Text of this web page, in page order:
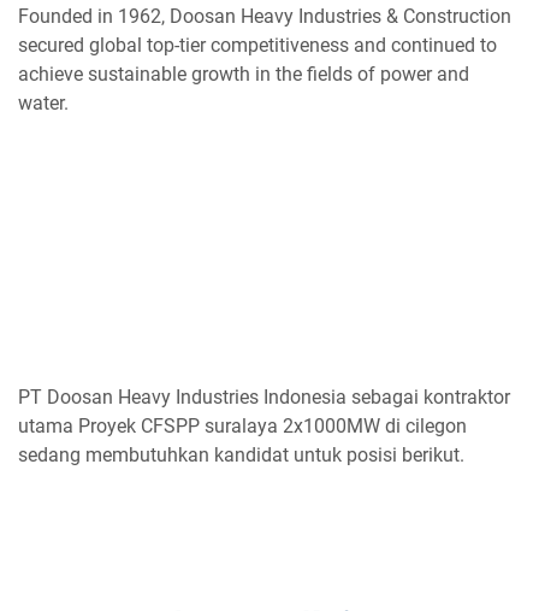
Founded in 1962, Doosan Heavy Industries & Construction
secured global top-tier competitiveness and continued to
achieve sustainable growth in the fields of power and
water.
PT Doosan Heavy Industries Indonesia sebagai kontraktor
utama Proyek CFSPP suralaya 2x1000MW di cilegon
sedang membutuhkan kandidat untuk posisi berikut.